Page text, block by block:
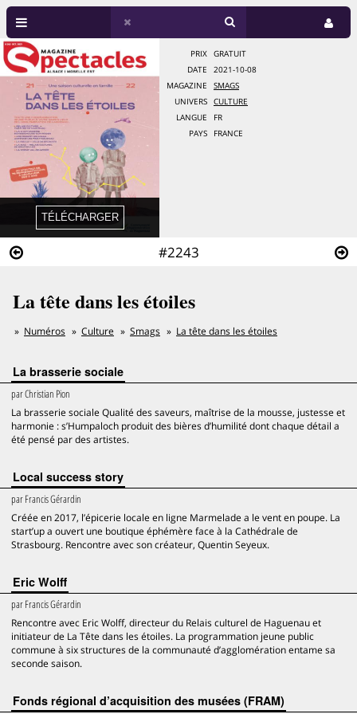
#2243
PRIX
GRATUIT
DATE
2021-10-08
MAGAZINE
SMAGS
UNIVERS
CULTURE
LANGUE
FR
PAYS
FRANCE
La tête dans les étoiles
Numéros Culture Smags La tête dans les étoiles
La brasserie sociale
parChristian Pion
La brasserie sociale Qualité des saveurs, maîtrise de la mousse, justesse et
harmonie : s’Humpaloch produit des bières d’humilité dont chaque détail a
été pensé par des artistes.
Local success story
parFrancis Gérardin
Créée en 2017, l’épicerie locale en ligne Marmelade a le vent en poupe. La
start’up a ouvert une boutique éphémère face à la Cathédrale de
Strasbourg. Rencontre avec son créateur, Quentin Seyeux.
Eric Wolff
parFrancis Gérardin
Rencontre avec Eric Wolff, directeur du Relais culturel de Haguenau et
initiateur de La Tête dans les étoiles. La programmation jeune public
commune à six structures de la communauté d’agglomération entame sa
seconde saison.
Fonds régional d’acquisition des musées (FRAM)